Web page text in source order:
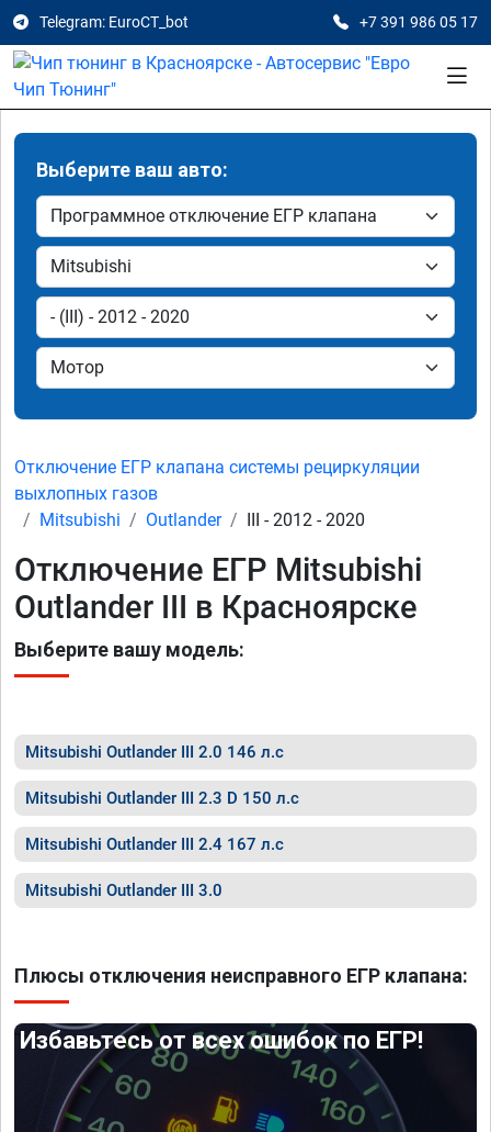
Telegram: EuroCT_bot +7 391 986 05 17
Выберите ваш авто:
Отключение ЕГР клапана системы рециркуляции
выхлопных газов
Mitsubishi
Outlander III - 2012 - 2020
Отключение ЕГР Mitsubishi
Outlander III в Красноярске
Выберите вашу модель:
Mitsubishi Outlander III 2.0 146 л.с
Mitsubishi Outlander III 2.3 D 150 л.с
Mitsubishi Outlander III 2.4 167 л.с
Mitsubishi Outlander III 3.0
Плюсы отключения неисправного ЕГР клапана:
Избавьтесь от всех ошибок по ЕГР!